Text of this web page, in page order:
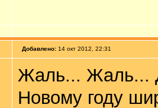
Добавлено: 14 окт 2012, 22:31
Жаль... Жаль...
Новому году